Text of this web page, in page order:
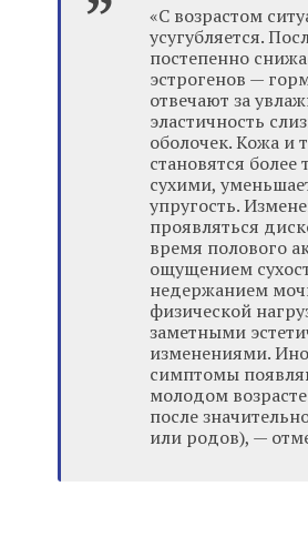
«С возрастом
усугубляется.
постепенно
эстрогенов —
отвечают за
эластичность
оболочек. Кожа и
становятся
сухими,
упругость.
проявляться
время полового
ощущением
недержанием
физической
заметными
изменениями.
симптомы
молодом
после
или родов), —